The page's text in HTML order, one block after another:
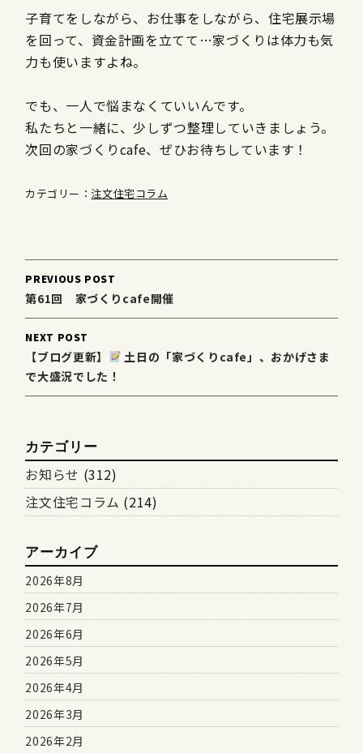
子育てをしながら、お仕事をしながら、住宅展示場
を回って、資金計画を立てて…家づくりは体力も気
力も使いますよね。
でも、一人で悩まなくていいんです。
私たちと一緒に、少しずつ整理していきましょう。
次回の家づくりcafe、ぜひお待ちしています！
カテゴリー： 注文住宅コラム
Post
navigation
PREVIOUS POST
第61回 家づくりcafe開催
NEXT POST
【ブログ更新】
土日の「家づくりcafe」、おかげさま
で大盛況でした！
カテゴリー
お知らせ (312)
注文住宅コラム (214)
アーカイブ
2026年8月
2026年7月
2026年6月
2026年5月
2026年4月
2026年3月
2026年2月